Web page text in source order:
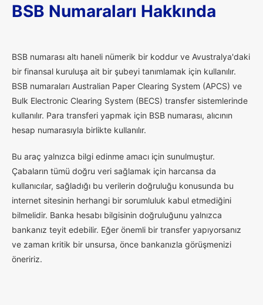
BSB Numaraları Hakkında
BSB numarası altı haneli nümerik bir koddur ve Avustralya'daki
bir finansal kuruluşa ait bir şubeyi tanımlamak için kullanılır.
BSB numaraları Australian Paper Clearing System (APCS) ve
Bulk Electronic Clearing System (BECS) transfer sistemlerinde
kullanılır. Para transferi yapmak için BSB numarası, alıcının
hesap numarasıyla birlikte kullanılır.
Bu araç yalnızca bilgi edinme amacı için sunulmuştur.
Çabaların tümü doğru veri sağlamak için harcansa da
kullanıcılar, sağladığı bu verilerin doğruluğu konusunda bu
internet sitesinin herhangi bir sorumluluk kabul etmediğini
bilmelidir. Banka hesabı bilgisinin doğruluğunu yalnızca
bankanız teyit edebilir. Eğer önemli bir transfer yapıyorsanız
ve zaman kritik bir unsursa, önce bankanızla görüşmenizi
öneririz.